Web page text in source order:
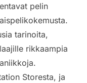
pelin
tarinoita,
rikkaampia
Storesta, ja